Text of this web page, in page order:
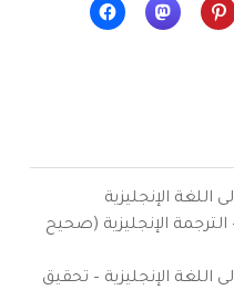
اللغة الإنجليزية
الترجمة الإنجليزية (صحيح
اللغة الإنجليزية – تحقيق